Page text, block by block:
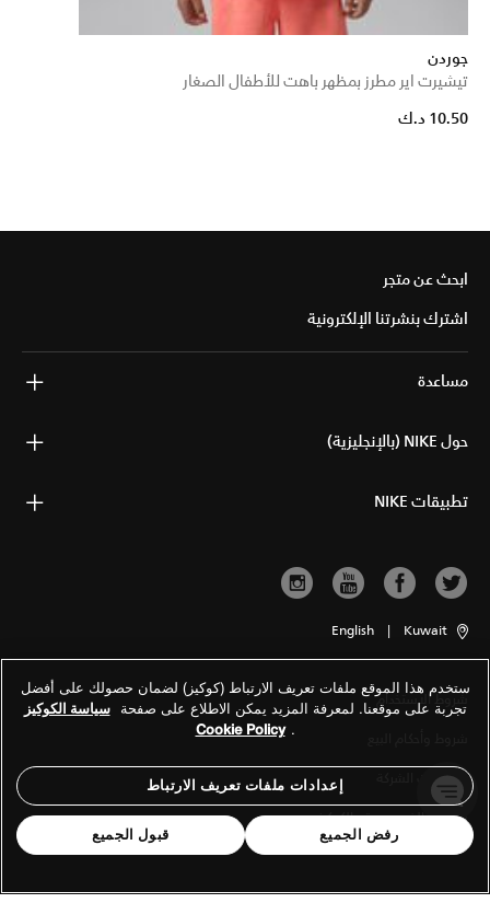
جوردن
تيشيرت اير مطرز بمظهر باهت للأطفال الصغار
10.50 د.ك
ابحث عن متجر
اشترك بنشرتنا الإلكترونية
مساعدة
حول NIKE (بالإنجليزية)
تطبيقات NIKE
Kuwait
|
English
شروط الاستخدام
معلومات الشركة
سياسة الخصوصية والكوكيز
ستخدم هذا الموقع ملفات تعريف الارتباط (كوكيز) لضمان حصولك على أفضل
تجربة على موقعنا. لمعرفة المزيد يمكن الاطلاع على صفحة سياسة الكوكيز
.
Cookie Policy
إعدادات ملفات تعريف الارتباط
رفض الجميع قبول الجميع